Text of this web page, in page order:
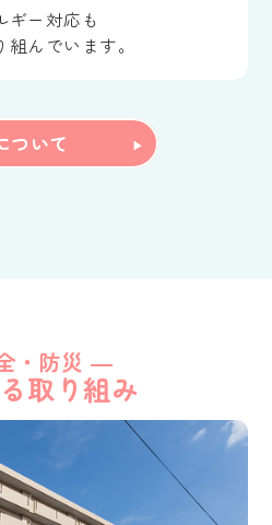
ギー対応も
んでいます。
ついて
・防災 ―
取り組み